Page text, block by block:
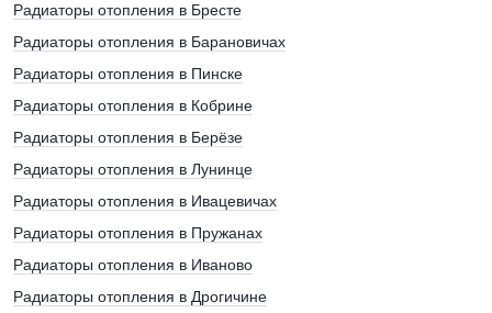
Я даю свое согласие на обработку персональных данных
Радиаторы отопления в Бресте
Радиаторы отопления в Барановичах
Радиаторы отопления в Пинске
Радиаторы отопления в Кобрине
Радиаторы отопления в Берёзе
Радиаторы отопления в Лунинце
Радиаторы отопления в Ивацевичах
Радиаторы отопления в Пружанах
Радиаторы отопления в Иваново
Радиаторы отопления в Дрогичине